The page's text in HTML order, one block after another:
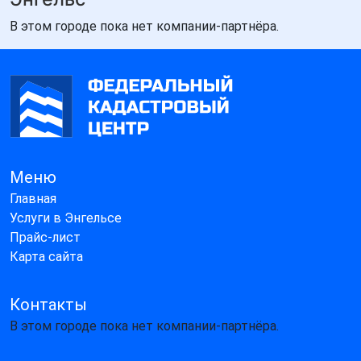
В этом городе пока нет компании-партнёра.
Меню
Главная
Услуги в Энгельсе
Прайс-лист
Карта сайта
Контакты
В этом городе пока нет компании-партнёра.